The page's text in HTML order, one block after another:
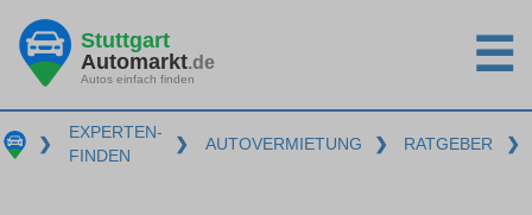
Stuttgart
Automarkt.de
Autos einfach finden ☰
❯
EXPERTEN-
FINDEN
❯ AUTOVERMIETUNG ❯ RATGEBER ❯